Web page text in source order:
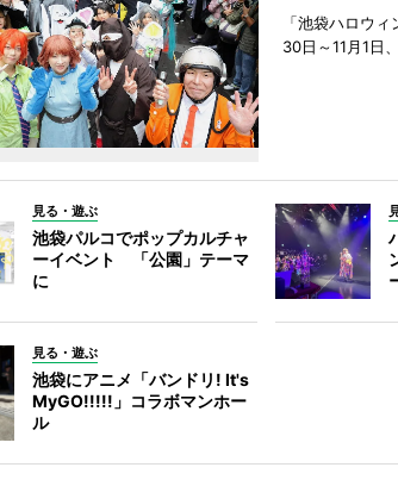
「池袋ハロウ
30日～11月1日
見る・遊ぶ
池袋パルコでポップカルチャ
ーイベント 「公園」テーマ
に
見る・遊ぶ
池袋にアニメ「バンドリ! It's
MyGO!!!!!」コラボマンホー
ル